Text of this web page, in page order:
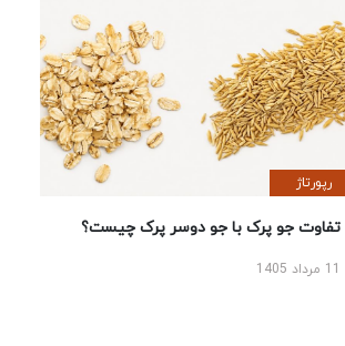
رپورتاژ
تفاوت جو پرک با جو دوسر پرک چیست؟